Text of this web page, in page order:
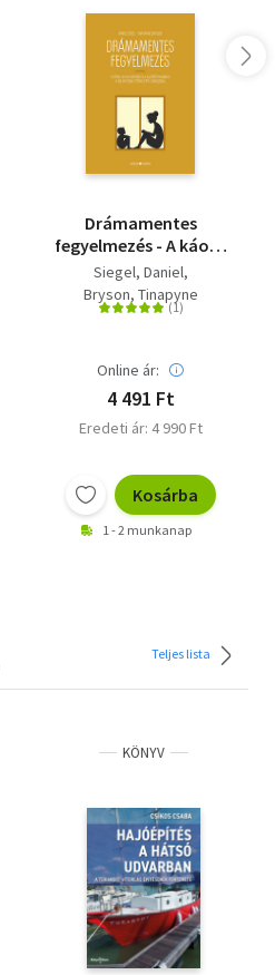
Drámamentes
fegyelmezés - A káosz
lecsillapítása és a
fejlődő gyermeki elme
integrált szemléletű
Siegel, Daniel
Bryson, Tinapyne
Online ár:
4 491 Ft
Eredeti ár: 4 990 Ft
Kosárba
1 - 2 munkanap
Teljes lista
KÖNYV